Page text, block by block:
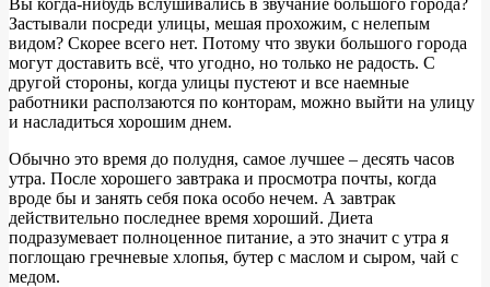
Застывали посреди улицы, мешая прохожим, с нелепым
видом? Скорее всего нет. Потому что звуки большого города
могут доставить всё, что угодно, но только не радость. С
другой стороны, когда улицы пустеют и все наемные
работники расползаются по конторам, можно выйти на улицу
и насладиться хорошим днем.
Обычно это время до полудня, самое лучшее – десять часов
утра. После хорошего завтрака и просмотра почты, когда
вроде бы и занять себя пока особо нечем. А завтрак
действительно последнее время хороший. Диета
подразумевает полноценное питание, а это значит с утра я
поглощаю гречневые хлопья, бутер с маслом и сыром, чай с
медом.